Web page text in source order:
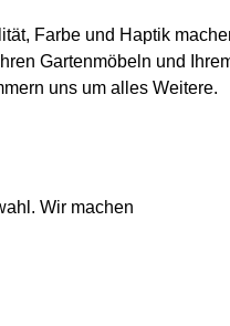
Farbe und Haptik
Gartenmöbeln und
uns um alles Weitere.
Wir machen